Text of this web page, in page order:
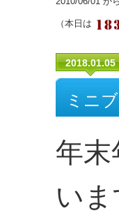
（本日は
2018.01.05
ミニ
年末
いま